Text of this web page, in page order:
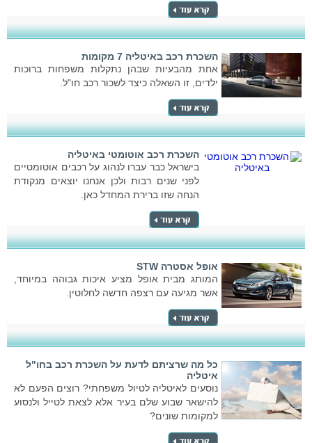
השכרת רכב באיטליה 7 מקומות
אחת מהבעיות שבהן נתקלות משפחות ברוכות
ילדים, זו השאלה כיצד לשכור רכב חו"ל.
השכרת רכב אוטומטי באיטליה
בישראל כבר עברו לנהוג על רכבים אוטומטיים
לפני שנים רבות ולכן אנחנו יוצאים מנקודת
הנחה שזו ברירת המחדל כאן.
אופל אסטרה STW
המותג מבית אופל מציע איכות גבוהה במיוחד,
אשר מגיעה עם רצפה חדשה לחלוטין.
כל מה שרציתם לדעת על השכרת רכב בחו"ל
איטליה
נוסעים לאיטליה לטיול משפחתי? רוצים הפעם לא
להישאר שבוע שלם בעיר אלא לצאת לטייל ולנסוע
למקומות שונים?